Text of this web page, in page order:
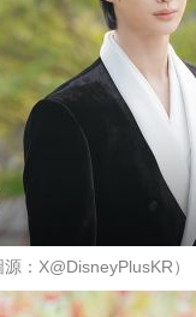
：X@DisneyPlusKR）